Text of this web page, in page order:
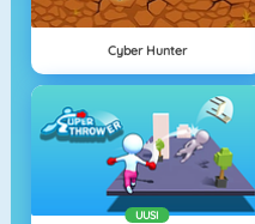
Cyber Hunter
UUSI